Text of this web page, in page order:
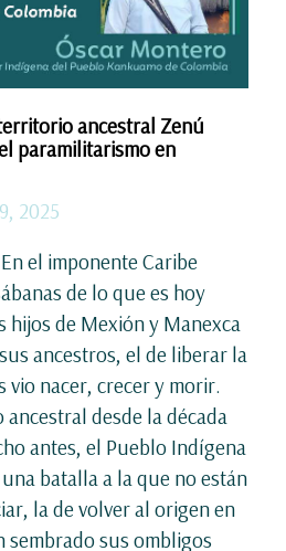
ancestral Zenú
paramilitarismo en
2025
el imponente Caribe
de lo que es hoy
hijos de Mexión y Manexca
ancestros, el de liberar la
vio nacer, crecer y morir.
desde la década
antes, el Pueblo Indígena
batalla a la que no están
la de volver al origen en
sembrado sus ombligos